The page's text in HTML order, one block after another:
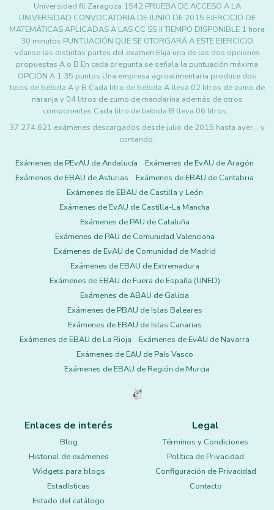
Universidad fil Zaragoza 1S42 PRUEBA DE ACCESO A LA
UNIVERSIDAD CONVOCATORIA DE JUNIO DE 2015 EJERCICIO DE
MATEMÁTICAS APLICADAS A LAS CC SS II TIEMPO DISPONIBLE 1 hora
30 minutos PUNTUACIÓN QUE SE OTORGARÁ A ESTE EJERCICIO
véanse las distintas partes del examen Elija una de las dos opciones
propuestas A o B En cada pregunta se señala la puntuación máxima
OPCIÓN A 1 35 puntos Una empresa agroalimentaria produce dos
tipos de bebida A y B Cada litro de bebida A lleva 02 litros de zumo de
naranja y 04 litros de zumo de mandarina además de otros
componentes Cada litro de bebida B lleva 06 litros…
37.274.621 exámenes descargados desde julio de 2015 hasta ayer... y
contando.
Exámenes de PEvAU de Andalucía
Exámenes de EvAU de Aragón
Exámenes de EBAU de Asturias
Exámenes de EBAU de Cantabria
Exámenes de EBAU de Castilla y León
Exámenes de EvAU de Castilla-La Mancha
Exámenes de PAU de Cataluña
Exámenes de PAU de Comunidad Valenciana
Exámenes de EvAU de Comunidad de Madrid
Exámenes de EBAU de Extremadura
Exámenes de EBAU de Fuera de España (UNED)
Exámenes de ABAU de Galicia
Exámenes de PBAU de Islas Baleares
Exámenes de EBAU de Islas Canarias
Exámenes de EBAU de La Rioja
Exámenes de EvAU de Navarra
Exámenes de EAU de País Vasco
Exámenes de EBAU de Región de Murcia
Enlaces de interés
Blog
Historial de exámenes
Widgets para blogs
Estadísticas
Estado del catálogo
Legal
Términos y Condiciones
Política de Privacidad
Configuración de Privacidad
Contacto